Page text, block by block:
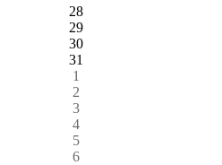
28
29
30
31
1
2
3
4
5
6